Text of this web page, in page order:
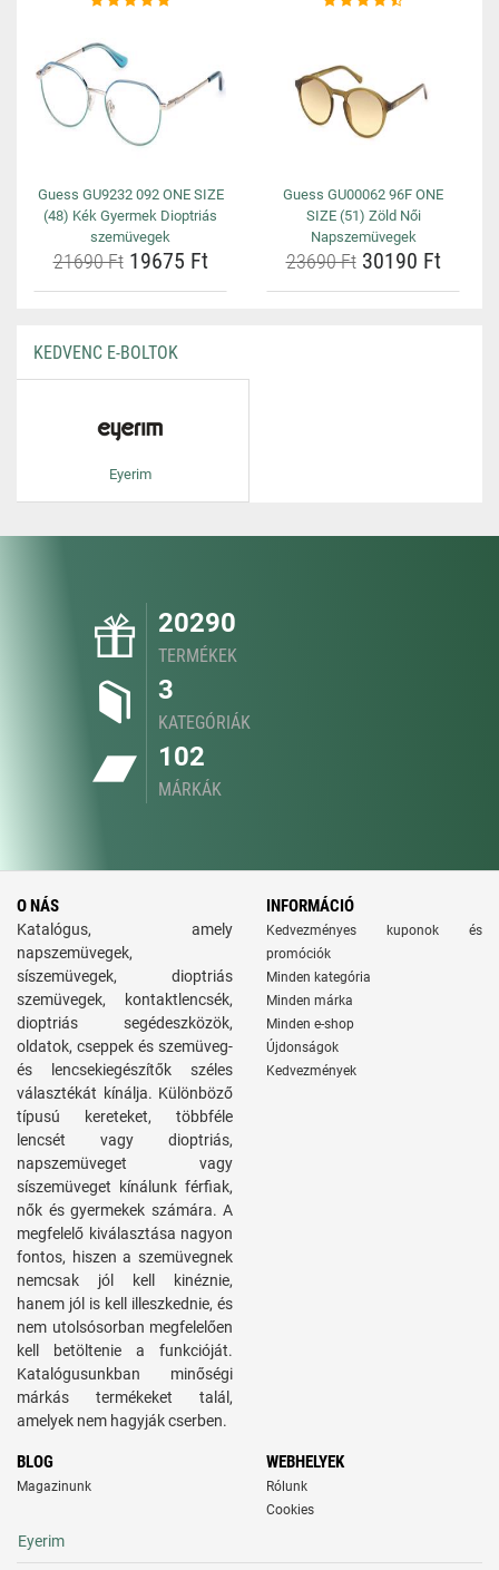
Guess GU9232 092 ONE SIZE
(48) Kék Gyermek Dioptriás
szemüvegek
21690 Ft19675 Ft
Guess GU00062 96F ONE
SIZE (51) Zöld Női
Napszemüvegek
23690 Ft30190 Ft
KEDVENC E-BOLTOK
Eyerim
20290
TERMÉKEK
3
KATEGÓRIÁK
102
MÁRKÁK
O NÁS
Katalógus, amely
napszemüvegek,
síszemüvegek, dioptriás
szemüvegek, kontaktlencsék,
dioptriás segédeszközök,
oldatok, cseppek és szemüveg-
és lencsekiegészítők széles
választékát kínálja. Különböző
típusú kereteket, többféle
lencsét vagy dioptriás,
napszemüveget vagy
síszemüveget kínálunk férfiak,
nők és gyermekek számára. A
megfelelő kiválasztása nagyon
fontos, hiszen a szemüvegnek
nemcsak jól kell kinéznie,
hanem jól is kell illeszkednie, és
nem utolsósorban megfelelően
kell betöltenie a funkcióját.
Katalógusunkban minőségi
márkás termékeket talál,
amelyek nem hagyják cserben.
INFORMÁCIÓ
Kedvezményes kuponok és
promóciók
Minden kategória
Minden márka
Minden e-shop
Újdonságok
Kedvezmények
BLOG
Magazinunk
WEBHELYEK
Rólunk
Cookies
Eyerim